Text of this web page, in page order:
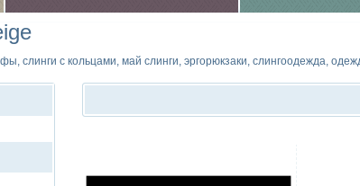
слинги с кольцами, май слинги, эргорюкзаки, слингоодежда,